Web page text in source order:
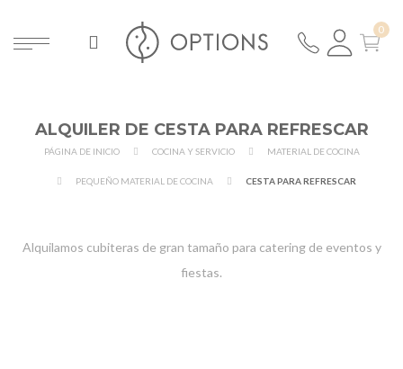
ALQUILER DE CESTA PARA REFRESCAR
PÁGINA DE INICIO COCINA Y SERVICIO MATERIAL DE COCINA
PEQUEÑO MATERIAL DE COCINA CESTA PARA REFRESCAR
Alquilamos cubiteras de gran tamaño para catering de eventos y
fiestas.